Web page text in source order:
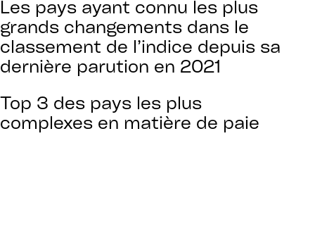
Les pays ayant connu les plus
grands changements dans le
classement de l’indice depuis sa
dernière parution en 2021
Top 3 des pays les plus
complexes en matière de paie